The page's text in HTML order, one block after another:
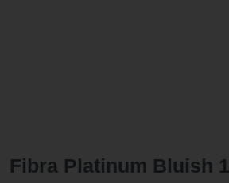
Fibra Platinum Bluish